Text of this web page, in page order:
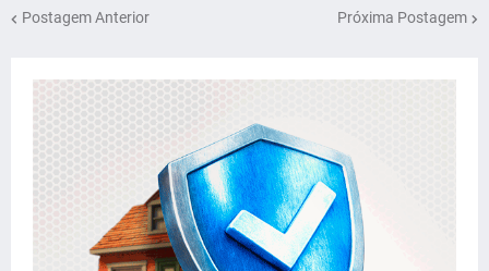
Postagem Anterior Próxima Postagem